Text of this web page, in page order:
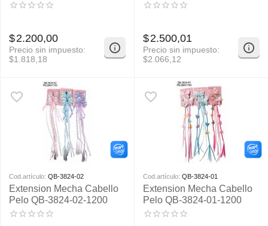
$2.200,00
Precio sin impuesto:
$1.818,18
$2.500,01
Precio sin impuesto:
$2.066,12
Cod.artículo: QB-3824-02
Extension Mecha Cabello
Pelo QB-3824-02-1200
Cod.artículo: QB-3824-01
Extension Mecha Cabello
Pelo QB-3824-01-1200